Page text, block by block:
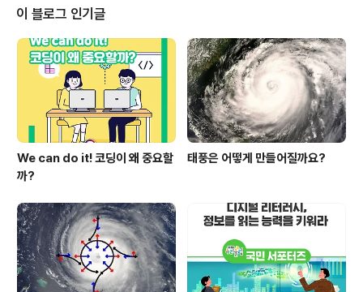
이 블로그 인기글
We can do it! 코딩이 왜 중요할
까?
태풍은 어떻게 만들어질까요?